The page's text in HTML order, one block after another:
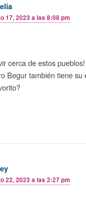
17, 2023 a las 8:08 pm
cerca de estos
Begur también tiene su
22, 2023 a las 2:27 pm